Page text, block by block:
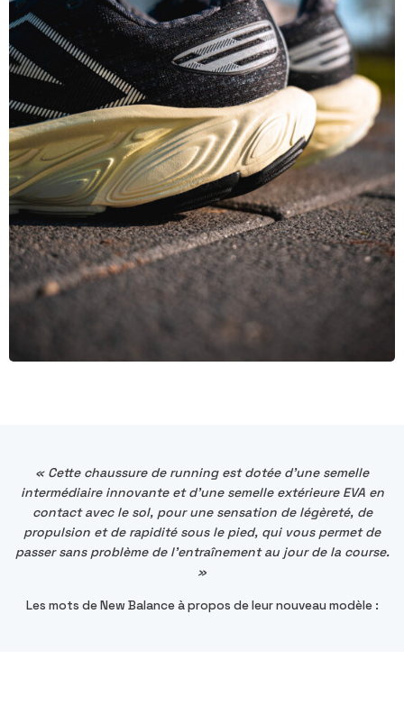
« Cette chaussure de running est dotée d'une semelle
intermédiaire innovante et d'une semelle extérieure EVA en
contact avec le sol, pour une sensation de légèreté, de
propulsion et de rapidité sous le pied, qui vous permet de
passer sans problème de l'entraînement au jour de la course.
»
Les mots de New Balance à propos de leur nouveau modèle :